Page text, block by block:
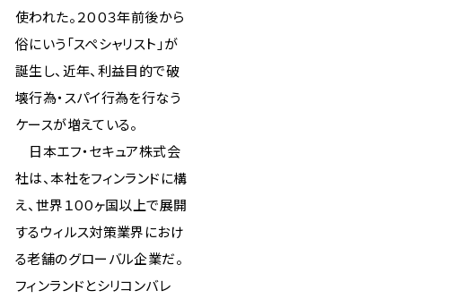
使われた。２００３年前後から
俗にいう「スペシャリスト」が
誕生し、近年、利益目的で破
壊行為・スパイ行為を行なう
ケースが増えている。
日本エフ・セキュア株式会
社は、本社をフィンランドに構
え、世界１００ヶ国以上で展開
するウィルス対策業界におけ
る老舗のグローバル企業だ。
フィンランドとシリコンバレ